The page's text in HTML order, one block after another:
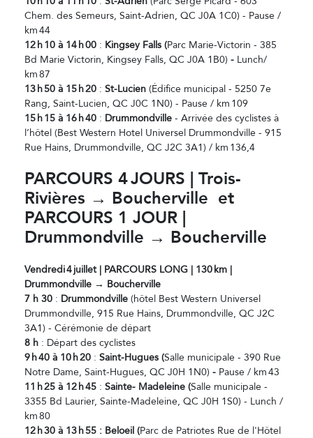
Chem. des Semeurs, Saint-Adrien, QC J0A 1C0) - Pause /
km 44
12h10 à 14h00 : Kingsey Falls (Parc Marie-Victorin - 385
Bd Marie Victorin, Kingsey Falls, QC J0A 1B0) - Lunch/
km 87
13h50 à 15h20 : St-Lucien (Édifice municipal - 5250 7e
Rang, Saint-Lucien, QC J0C 1N0) - Pause / km 109
15h15 à 16h40 : Drummondville - Arrivée des cyclistes à
l’hôtel (Best Western Hotel Universel Drummondville - 915
Rue Hains, Drummondville, QC J2C 3A1) / km 136,4
PARCOURS 4JOURS | Trois-
Rivières → Boucherville et
PARCOURS 1 JOUR |
Drummondville → Boucherville
Vendredi4juillet | PARCOURS LONG | 130km |
Drummondville → Boucherville
7 h 30 : Drummondville (hôtel Best Western Universel
Drummondville, 915 Rue Hains, Drummondville, QC J2C
3A1) - Cérémonie de départ
8 h : Départ des cyclistes
9h40 à 10h20 : Saint-Hugues (Salle municipale - 390 Rue
Notre Dame, Saint-Hugues, QC J0H 1N0) - Pause / km 43
11 h25 à 12h45 : Sainte- Madeleine (Salle municipale -
3355 Bd Laurier, Sainte-Madeleine, QC J0H 1S0) - Lunch /
km 80
12h30 à 13h55 : Beloeil (Parc de Patriotes Rue de l'Hôtel